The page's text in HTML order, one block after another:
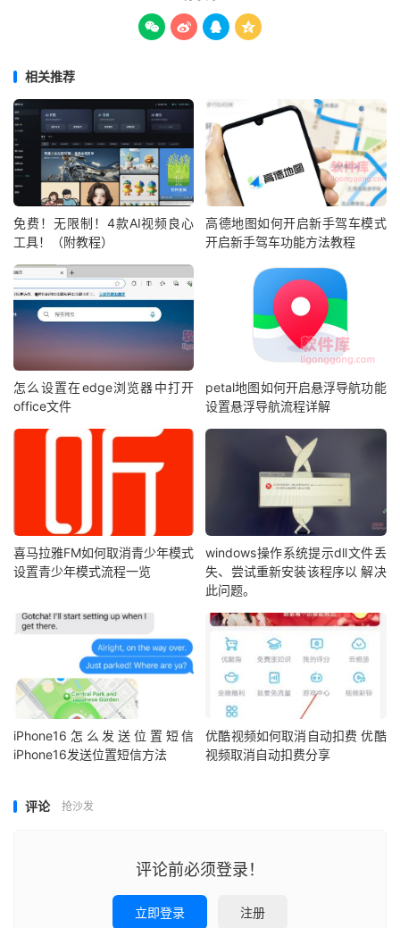
   
相关推荐
免费！无限制！4款AI视频良心
工具！（附教程）
高德地图如何开启新手驾车模式
开启新手驾车功能方法教程
怎么设置在edge浏览器中打开
office文件
petal地图如何开启悬浮导航功能
设置悬浮导航流程详解
喜马拉雅FM如何取消青少年模式
设置青少年模式流程一览
windows操作系统提示dll文件丢
失、尝试重新安装该程序以 解决
此问题。
iPhone16怎么发送位置短信
iPhone16发送位置短信方法
优酷视频如何取消自动扣费 优酷
视频取消自动扣费分享
评论 抢沙发
评论前必须登录！
立即登录 注册